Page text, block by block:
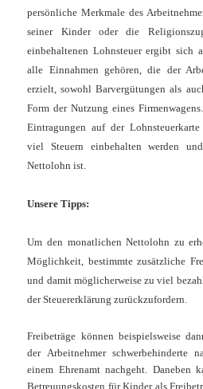
persönliche Merkmale des
seiner Kinder oder die
einbehaltenen Lohnsteuer ergibt sich
alle Einnahmen gehören, die der
erzielt, sowohl Barvergütungen als
Form der Nutzung eines
Eintragungen auf der
viel Steuern einbehalten werden
Nettolohn ist.
Unsere Tipps:
Um den monatlichen Nettolohn zu
Möglichkeit, bestimmte zusätzliche
und damit möglicherweise zu viel
der Steuererklärung zurückzufordern.
Freibeträge können beispielsweise
der Arbeitnehmer schwerbehinderte
einem Ehrenamt nachgeht. Daneben
Betreuungskosten für Kinder als